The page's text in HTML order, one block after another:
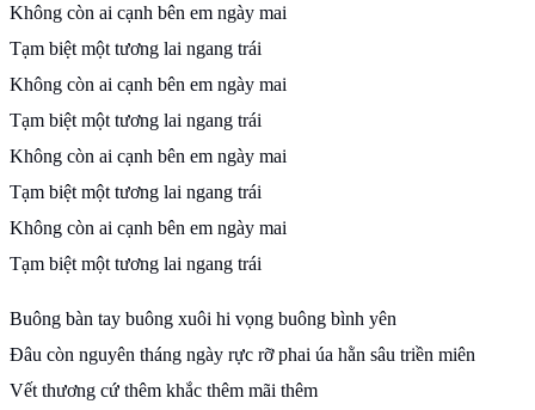
Không còn ai cạnh bên em ngày mai
Tạm biệt một tương lai ngang trái
Không còn ai cạnh bên em ngày mai
Tạm biệt một tương lai ngang trái
Không còn ai cạnh bên em ngày mai
Tạm biệt một tương lai ngang trái
Không còn ai cạnh bên em ngày mai
Tạm biệt một tương lai ngang trái
Buông bàn tay buông xuôi hi vọng buông bình yên
Đâu còn nguyên tháng ngày rực rỡ phai úa hằn sâu triền miên
Vết thương cứ thêm khắc thêm mãi thêm